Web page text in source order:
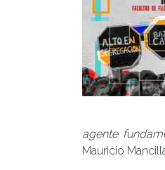
agente
Mauricio